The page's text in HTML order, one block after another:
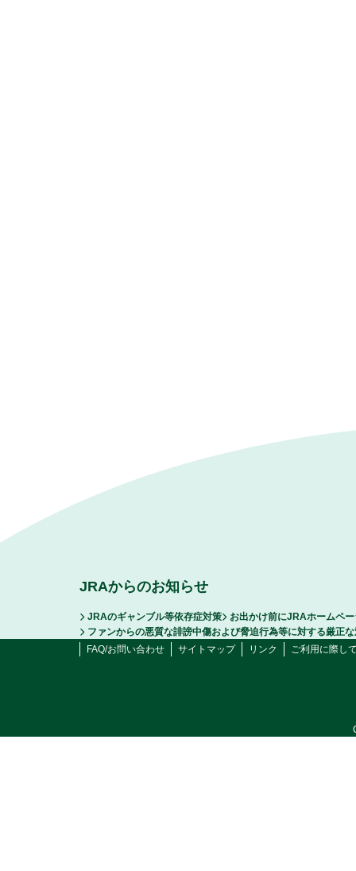
JRAからのお知らせ
JRAのギャンブル等依存症対策
お出かけ前にJRAホームペ
ファンからの悪質な誹謗中傷および脅迫行為等に対する厳正
FAQ/お問い合わせ
サイトマップ リンク ご利用に際し